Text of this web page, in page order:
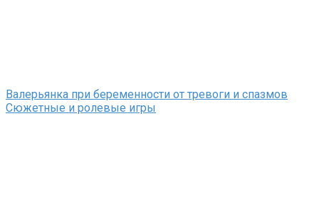
Валерьянка при беременности от тревоги и спазмов
Сюжетные и ролевые игры